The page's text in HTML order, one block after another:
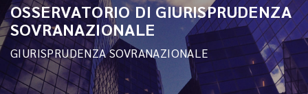
OSSERVATORIO DI GIURISPRUDENZA
SOVRANAZIONALE
GIURISPRUDENZA SOVRANAZIONALE